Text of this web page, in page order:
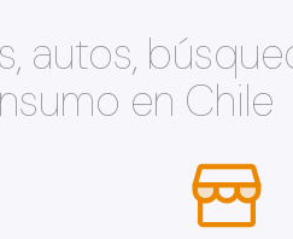
autos,
en Chile